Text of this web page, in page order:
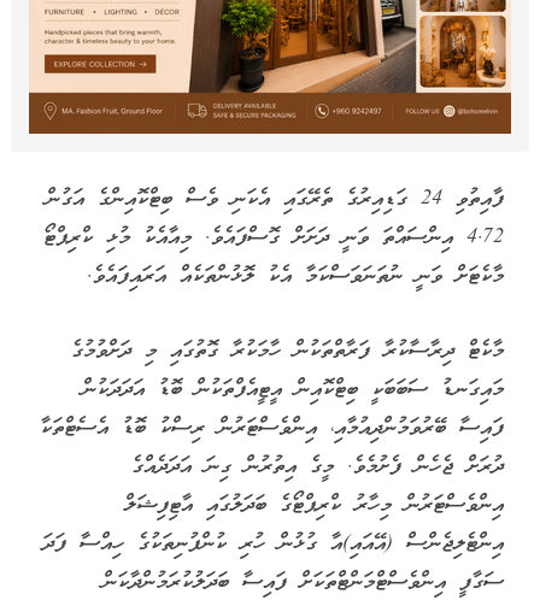
ފާއިތުވި 24 ގަޑިއިރުގެ ތެރޭގައި އެކަނި ވެސް ބިޓްކޮއިންގެ އަގުން
4.72 އިންސައްތަ ވަނީ ދަށަށް ގޮސްފައެވެ. މިއާއެކު މުޅި ކްރިޕްޓޯ
މާކެޓަށް ވަނީ ނުތަނަވަސްކަމާ އެކު ލޮޅުންތަކެއް އަރައިފައެވެ.
މާކެޓް ދިރާސާކުރާ ފަރާތްތަކުން ހާމަކުރާ ގޮތުގައި މި ދަށްވުމުގެ
މައިގަނޑު ސަބަބަކީ ބިޓްކޮއިން އީޓީއެފްތަކުން ބޮޑު އަދަދަކުން
ފައިސާ ބޭރުވަމުންދިއުމާއި، އިންވެސްޓަރުން ރިސްކު ބޮޑު އެސެޓްތަކާ
ދުރަށް ޖެހެން ފެށުމެވެ. މީގެ އިތުރުން ގިނަ އަދަދެއްގެ
އިންވެސްޓަރުން މިހާރު ކްރިޕްޓޯގެ ބަދަލުގައި އާޓިފިޝަލް
އިންޓެލިޖެންސް (އޭއައި)އާ ގުޅުން ހުރި ކުންފުނިތަކުގެ ހިއްސާ ފަދަ
ސަގާފީ އިންވެސްޓްމަންޓްތަކަށް ފައިސާ ބަދަލުކުރަމުންދާކަން